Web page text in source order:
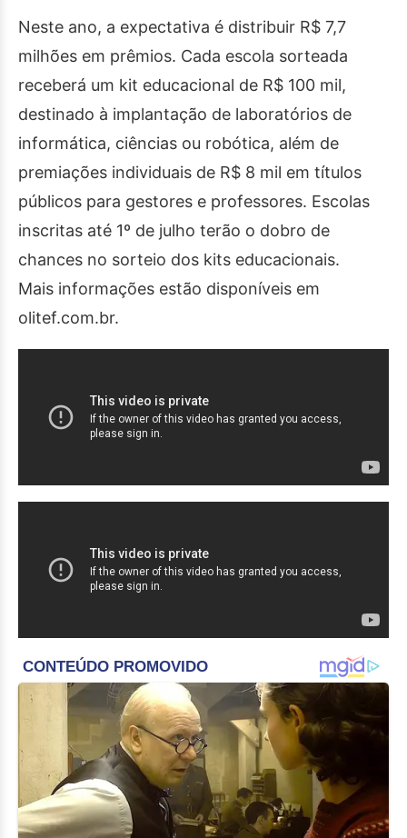
Neste ano, a expectativa é distribuir R$ 7,7
milhões em prêmios. Cada escola sorteada
receberá um kit educacional de R$ 100 mil,
destinado à implantação de laboratórios de
informática, ciências ou robótica, além de
premiações individuais de R$ 8 mil em títulos
públicos para gestores e professores. Escolas
inscritas até 1º de julho terão o dobro de
chances no sorteio dos kits educacionais.
Mais informações estão disponíveis em
olitef.com.br.